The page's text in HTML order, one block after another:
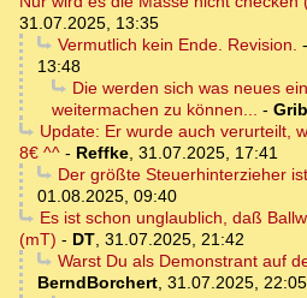
31.07.2025, 13:35
Vermutlich kein Ende. Revision. -
13:48
Die werden sich was neues
weitermachen zu können... -
Update: Er wurde auch verurteilt,
8€ ^^ - Reffke, 31.07.2025, 17:41
Der größte Steuerhinterzieher
01.08.2025, 09:40
Es ist schon unglaublich, daß
(mT) - DT, 31.07.2025, 21:42
Warst Du als Demonstrant auf
BerndBorchert, 31.07.2025, 22:05